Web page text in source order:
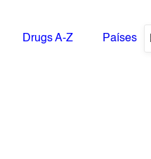
Drugs A-Z Países